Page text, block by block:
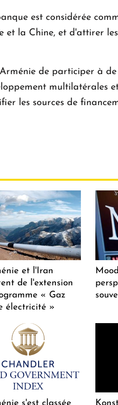
est considérée
la Chine, et d'attirer
de participer à
multilatérales
les sources de
et l'Iran
de l'extension
« Gaz
électricité »